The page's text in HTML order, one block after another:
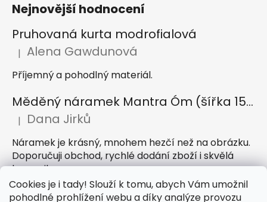
Cookies je i tady! Slouží k tomu, abych Vám umožnil
pohodlné prohlížení webu a díky analýze provozu
Nejnovější hodnocení
Pruhovaná kurta modrofialová
Hodnocení produktu je 5 z 5 hvězdiček.
| Alena Gawdunová
Příjemný a pohodlný materiál.
Měděný náramek Mantra Óm (šířka 15 mm)
Hodnocení produktu je 5 z 5 hvězdiček.
| Dana Jirků
Náramek je krásný, mnohem hezčí než na obrázku.
Doporučuji obchod, rychlé dodání zboží i skvělá
komunikace